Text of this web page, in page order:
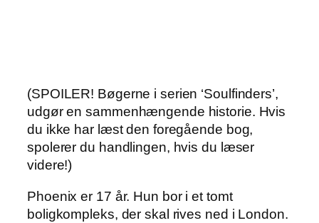
(SPOILER! Bøgerne i serien ‘Soulfinders’,
udgør en sammenhængende historie. Hvis
du ikke har læst den foregående bog,
spolerer du handlingen, hvis du læser
videre!)
Phoenix er 17 år. Hun bor i et tomt
boligkompleks, der skal rives ned i London.